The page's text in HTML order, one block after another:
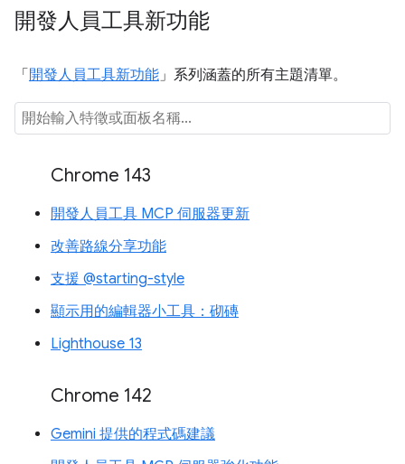
開發人員工具新功能
「 開發人員工具新功能」系列涵蓋的所有主題清單。
Chrome 143
開發人員工具 MCP 伺服器更新
改善路線分享功能
支援 @starting-style
顯示用的編輯器小工具：砌磚
Lighthouse 13
Chrome 142
Gemini 提供的程式碼建議